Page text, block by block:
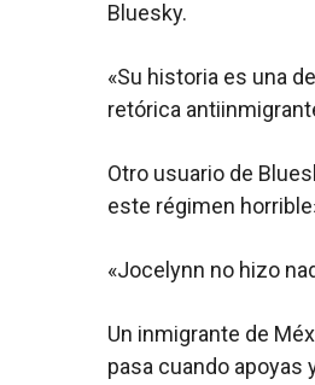
Bluesky.
«Su historia es una
retórica
Otro usuario de
este régimen
«Jocelynn no hizo
Un inmigrante de
pasa cuando apoyas